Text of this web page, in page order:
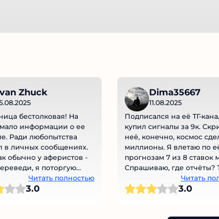
Zhuck
бестолковая! На
информации о ее
Ради любопытства
в личных сообщениях.
обычно у аферистов -
я поторгую
Читать полностью
3.0
Dima35667
11.08.2025
Подписался на её ТГ-
купил сигналы за 9к.
неё, конечно, космос
миллионы. Я влетаю по её
прогнозам 7 из 8 ставок
Спрашиваю, где отчёты?
подходит моя стратегия.
мне не подходит терять
Читать
3.0